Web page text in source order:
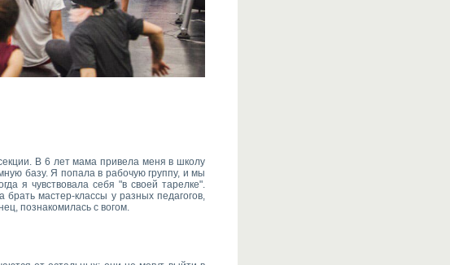
В 6 лет мама привела меня в школу
базу. Я попала в рабочую группу, и мы
я чувствовала себя "в своей тарелке".
мастер-классы у разных педагогов,
познакомилась с вогом.